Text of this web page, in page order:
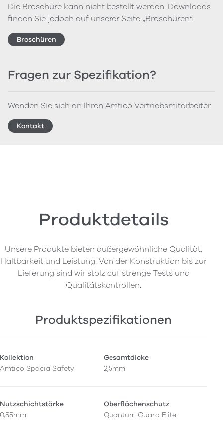
Die Broschüre kann nicht bestellt werden. Downloads
finden Sie jedoch auf unserer Seite „Broschüren“.
Broschüren
Fragen zur Spezifikation?
Wenden Sie sich an Ihren Amtico Vertriebsmitarbeiter
Kontakt
Produktdetails
Unsere Produkte bieten außergewöhnliche Qualität,
Haltbarkeit und Leistung. Von der Konstruktion bis zur
Lieferung sind wir stolz auf strenge Tests und
Qualitätskontrollen.
Produktspezifikationen
Kollektion
Amtico Spacia Safety
Gesamtdicke
2,5mm
Nutzschichtstärke
0,55mm
Oberflächenschutz
Quantum Guard Elite